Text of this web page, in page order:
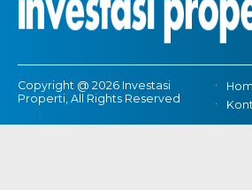
Copyright @ 2026 Investasi
Properti, All Rights Reserved